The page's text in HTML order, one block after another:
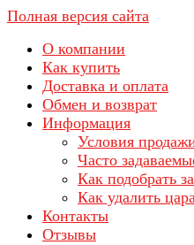
Полная версия сайта
О компании
Как купить
Доставка и оплата
Обмен и возврат
Информация
Условия
Часто
Как подобрать
Как удалить
Контакты
Отзывы